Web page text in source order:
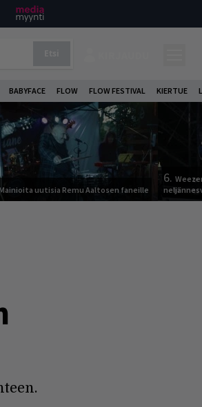
BABYFACE FLOW FLOW FESTIVAL KIERTUE
uutisia Remu Aaltosen faneille
6.